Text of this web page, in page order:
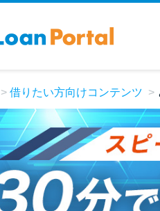
借りたい方向けコンテンツ